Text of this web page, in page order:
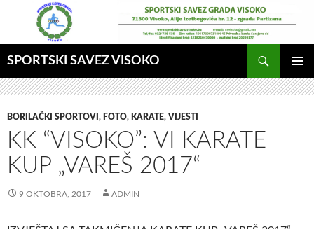
SPORTSKI SAVEZ VISOKO
GLAVNI
MENI
BORILAČKI SPORTOVI , FOTO, KARATE, VIJESTI
KK “VISOKO”: VI KARATE
KUP „VAREŠ 2017“
9 OKTOBRA, 2017 ADMIN